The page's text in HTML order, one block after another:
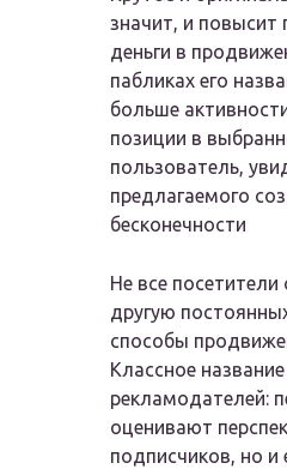
значит, и повысит
деньги в
пабликах его
больше
позиции в
пользователь,
предлагаемого
бесконечности
Не все
другую
способы
Классное
рекламодателей:
оценивают
подписчиков, но и